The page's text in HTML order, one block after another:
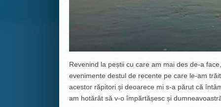
Revenind la peștii cu care am mai des de-a
evenimente destul de recente pe care le-am
acestor răpitori și deoarece mi s-a părut că
am hotărât să v-o împărtășesc și